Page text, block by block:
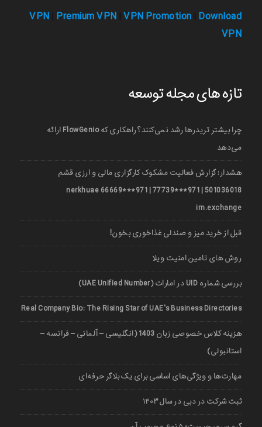
VPN Premium VPN VPN Promotion Download
VPN
تازه های مجله توسعه
چرا بیشتر تریدرها رشد نمی‌کنند؟ راهکاری که FlowGenio ارائه
می‌دهد
هشدار: گزارش فعالیت مشکوک کارگزاری مالی و ارزی قشم
501036018 | 971***77739 | 971***66669 nerkhuae
irn.exchange
قبل از خرید میز و صندلی غذاخوری بخون!
روش های تامین امنیت ویلا
بررسی شماره UID در امارات (UAE Unified Number)
Real Company Bio: The Rising Star of UAE’s Business Directories
هزینه کلاس خصوصی زبان 1403 (انگلیسی – آلمانی – فرانسه –
استانبولی)
مهارت‌ها و ویژگی‌های اساسی برای یک بلاگر حرفه‌ای
ثبت شرکت در دبی در سال ۱۴۰۳